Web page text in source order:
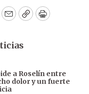
EmailCopyPrint
a Roselín entre
dolor y un fuerte